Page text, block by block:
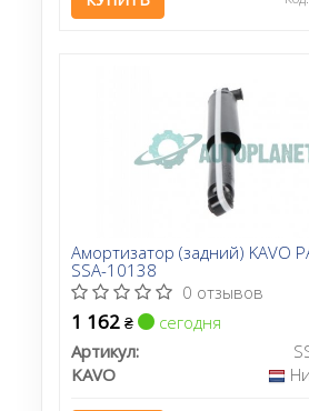
Амортизатор (задний) KAVO
SSA-10138
0 отзывов
1 162 ₴
сегодня
Артикул:
KAVO